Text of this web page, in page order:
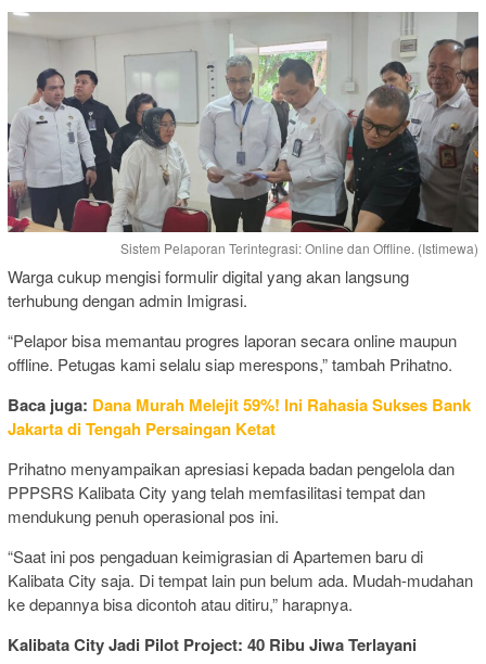
Sistem Pelaporan Terintegrasi: Online dan Offline. (Istimewa)
Warga cukup mengisi formulir digital yang akan langsung
terhubung dengan admin Imigrasi.
“Pelapor bisa memantau progres laporan secara online maupun
offline. Petugas kami selalu siap merespons,” tambah Prihatno.
Baca juga: Dana Murah Melejit 59%! Ini Rahasia Sukses Bank
Jakarta di Tengah Persaingan Ketat
Prihatno menyampaikan apresiasi kepada badan pengelola dan
PPPSRS Kalibata City yang telah memfasilitasi tempat dan
mendukung penuh operasional pos ini.
“Saat ini pos pengaduan keimigrasian di Apartemen baru di
Kalibata City saja. Di tempat lain pun belum ada. Mudah-mudahan
ke depannya bisa dicontoh atau ditiru,” harapnya.
Kalibata City Jadi Pilot Project: 40 Ribu Jiwa Terlayani